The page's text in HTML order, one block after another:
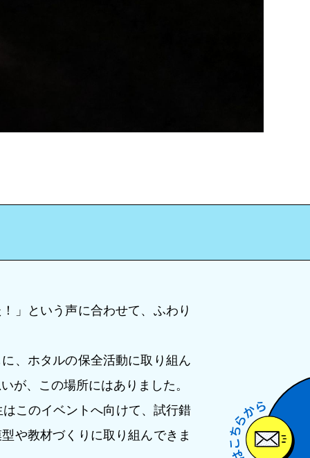
」という声に合わせて、ふわり
、ホタルの保全活動に取り組ん
、この場所にはありました。
このイベントへ向けて、試行錯
や教材づくりに取り組んできま